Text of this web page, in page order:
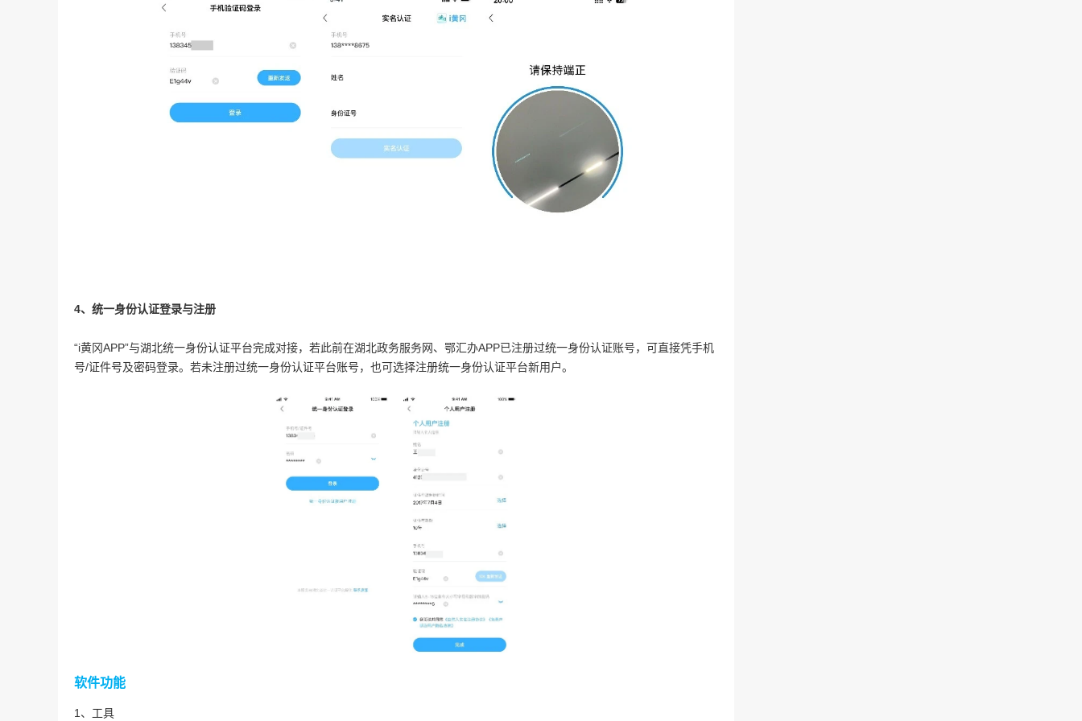
4、统一身份认证登录与注册
“i黄冈APP”与湖北统一身份认证平台完成对接，若此前在湖北政务服务网、鄂汇办APP已注册过统一身份认证账号，可直接凭手机
号/证件号及密码登录。若未注册过统一身份认证平台账号，也可选择注册统一身份认证平台新用户。
软件功能
1、工具